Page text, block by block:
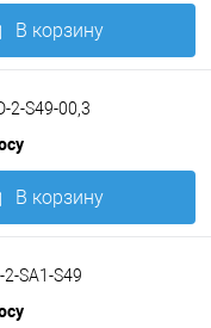
В корзину
2-S49-00,3
В корзину
2-SA1-S49